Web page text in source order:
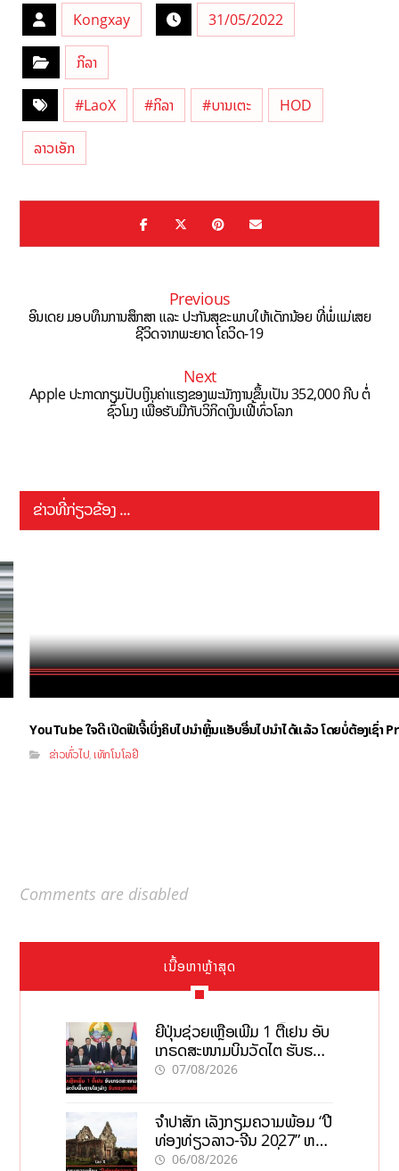
Kongxay 31/05/2022
ກິລາ
#LaoX #ກິລາ #ບານເຕະ HOD
ລາວເອັກ
Previous
ອິນເດຍ ມອບທຶນການສຶກສາ ແລະ ປະກັນສຸຂະພາບໃຫ້ເດັກນ້ອຍ ທີ່ພໍ່ແມ່ເສຍ
ຊີວິດຈາກພະຍາດ ໂຄວິດ-19
Next
Apple ປະກາດກຽມປັບເງິນຄ່າແຮງຂອງພະນັກງານຂຶ້ນເປັນ 352,000 ກີບ ຕໍ່
ຊົ່ວໂມງ ເພື່ອຮັບມືກັບວິກິດເງິນເຟີ້ທົ່ວໂລກ
ຂ່າວທີ່ກ່ຽວຂ້ອງ ...
YouTube ໃຈດີ ເປີດຟີເຈີ້ເບິ່ງຄິບໄປນຳຫຼິ້ນແອັບອື່ນໄປນຳໄດ້ແລ້ວ ໂດຍບໍ່ຕ້ອງເຊົ່າ
ຂ່າວທົ່ວໄປ,ເທັກໂນໂລຢີ
Comments are disabled
ເນື້ອຫາຫຼ້າສຸດ
ຍີ່ປຸ່ນຊ່ວຍເຫຼືອເພີ່ມ 1 ຕື້ເຢນ ອັບ
ເກຣດສະໜາມບິນວັດໄຕ ຮັບຮອງ
ການເຕີບໂຕ
07/08/2026
ຈຳປາສັກ ເລັ່ງກຽມຄວາມພ້ອມ “ປີ
ທ່ອງທ່ຽວລາວ-ຈີນ 2027” ຫວັງ
ກະຕຸ້ນເສດຖະກິດທ້ອງຖິ່ນ
06/08/2026